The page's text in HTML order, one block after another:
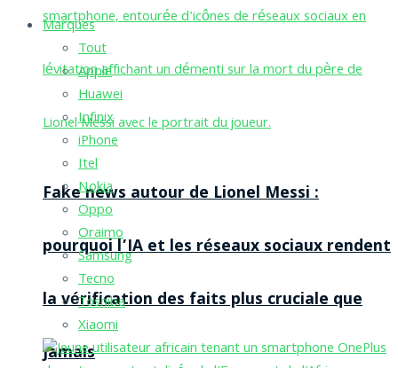
Fake news autour de Lionel Messi :
pourquoi l’IA et les réseaux sociaux rendent
la vérification des faits plus cruciale que
jamais
Marques
Tout
Apple
Huawei
Infinix
iPhone
Itel
Nokia
Oppo
Oraimo
Samsung
Tecno
Toshiba
Xiaomi